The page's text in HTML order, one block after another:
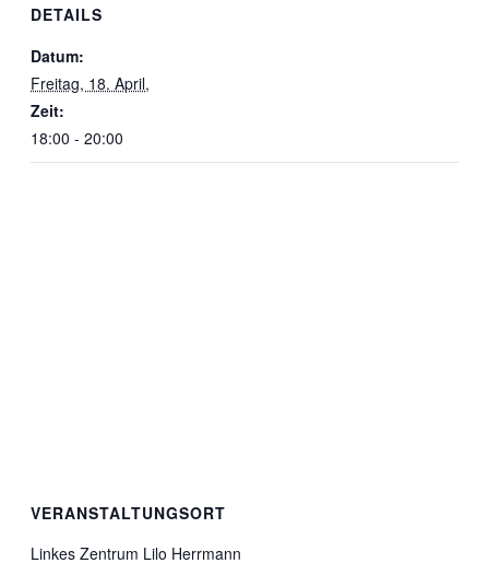
DETAILS
Datum:
Freitag, 18. April,
Zeit:
18:00 - 20:00
VERANSTALTUNGSORT
Linkes Zentrum Lilo Herrmann